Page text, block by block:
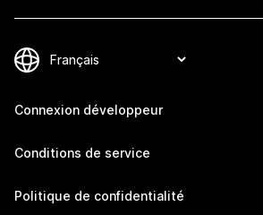
Connexion développeur
Conditions de service
Politique de confidentialité